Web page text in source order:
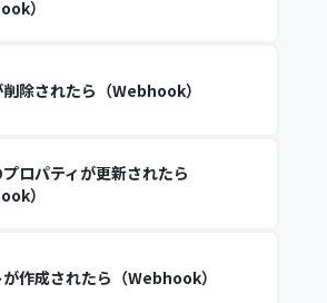
）
除されたら（Webhook）
ロパティが更新されたら
）
作成されたら（Webhook）